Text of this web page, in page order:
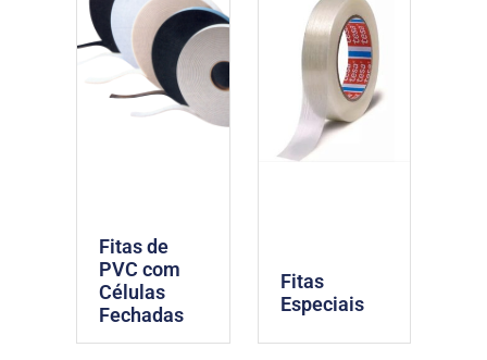
Fitas de
PVC com
Células
Fechadas
Fitas
Especiais